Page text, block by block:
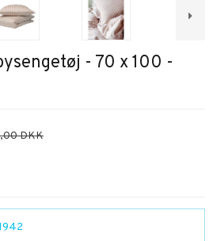
- 70 x 100 -
DKK